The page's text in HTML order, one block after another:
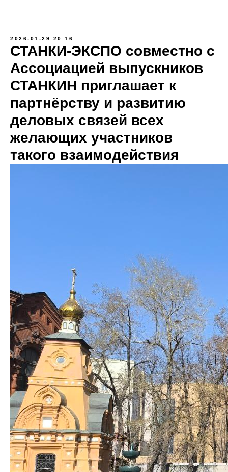
2026-01-29 20:16
СТАНКИ-ЭКСПО совместно с
Ассоциацией выпускников
СТАНКИН приглашает к
партнёрству и развитию
деловых связей всех
желающих участников
такого взаимодействия